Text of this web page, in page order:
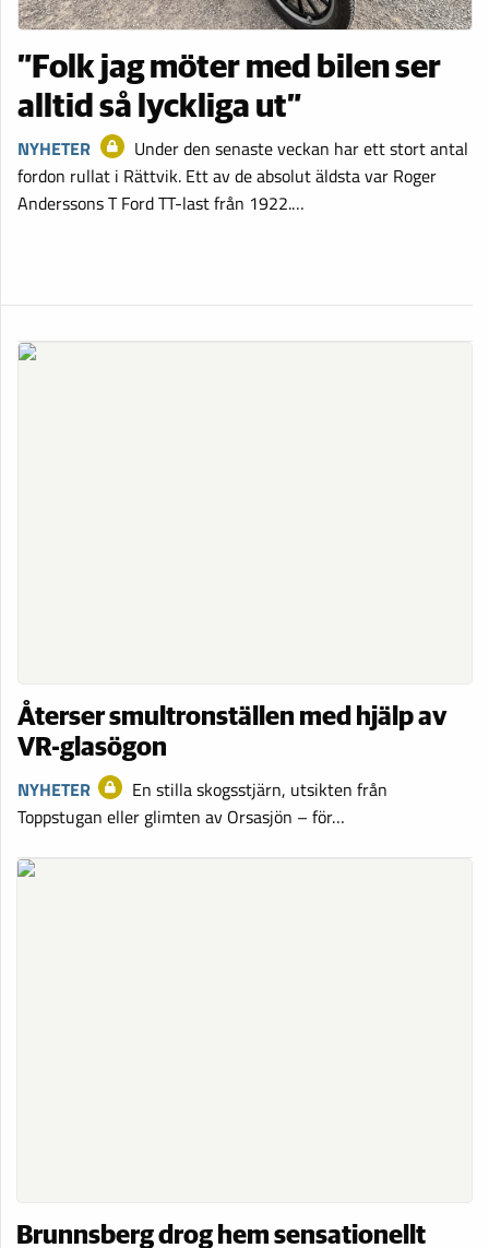
”Folk jag möter med bilen ser
alltid så lyckliga ut”
NYHETER
Under den senaste veckan har ett stort antal
fordon rullat i Rättvik. Ett av de absolut äldsta var Roger
Anderssons T Ford TT-last från 1922.…
Återser smultronställen med hjälp av
VR-glasögon
NYHETER
En stilla skogsstjärn, utsikten från
Toppstugan eller glimten av Orsasjön – för…
Brunnsberg drog hem sensationellt